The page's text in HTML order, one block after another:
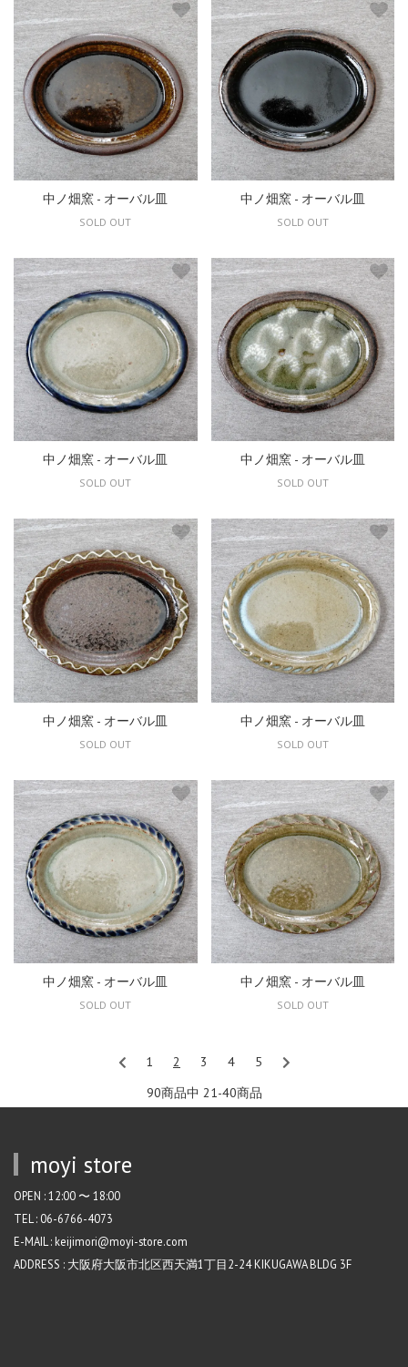
中ノ畑窯 - オーバル皿
SOLD OUT
中ノ畑窯 - オーバル皿
SOLD OUT
中ノ畑窯 - オーバル皿
SOLD OUT
中ノ畑窯 - オーバル皿
SOLD OUT
中ノ畑窯 - オーバル皿
SOLD OUT
中ノ畑窯 - オーバル皿
SOLD OUT
中ノ畑窯 - オーバル皿
SOLD OUT
中ノ畑窯 - オーバル皿
SOLD OUT
1 2 3 4
5
90商品中 21-40商品
moyi store
OPEN : 12:00 〜 18:00
TEL : 06-6766-4073
E-MAIL : keijimori@moyi-store.com
ADDRESS : 大阪府大阪市北区西天満1丁目2-24 KIKUGAWA BLDG 3F